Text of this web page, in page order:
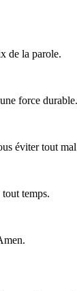
de la parole.
force durable.
éviter tout
temps.